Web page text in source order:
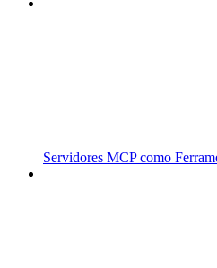
Servidores MCP como